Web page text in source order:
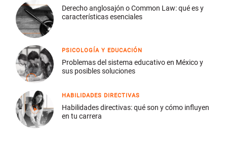
Derecho anglosajón o Common Law: qué es y
características esenciales
PSICOLOGÍA Y EDUCACIÓN
Problemas del sistema educativo en México y
sus posibles soluciones
HABILIDADES DIRECTIVAS
Habilidades directivas: qué son y cómo influyen
en tu carrera